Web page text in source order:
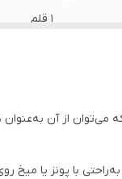
1 قلم
از آن به‌عنوان
با پونز یا